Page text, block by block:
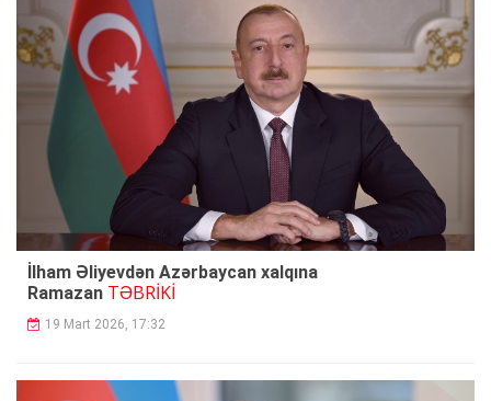
İlham Əliyevdən Azərbaycan xalqına
Ramazan TƏBRİKİ
19 Mart 2026, 17:32